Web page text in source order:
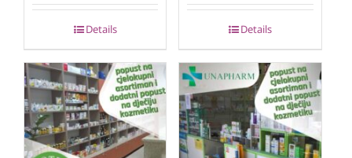
Details Details